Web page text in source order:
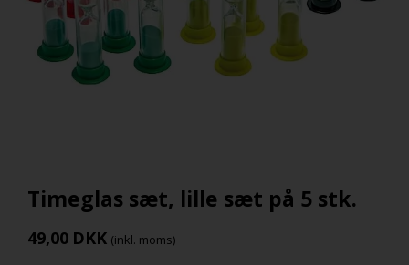
Timeglas sæt, lille sæt på 5 stk.
49,00 DKK (inkl. moms)